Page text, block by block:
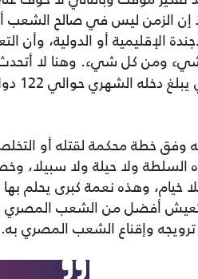
إن الزمن ليس في صالح الشعب
الإقليمية أو الدولية، وأن
ومن كل شيء. وهنا لا
وفق خطة محكمة لقتله أو
السلطة ولا حيلة ولا سبيلا،
خيام، وهذه نعمة كبرى يحلم
أفضل من الشعب المصري
ترويجه وإقناع الشعب المصري به.